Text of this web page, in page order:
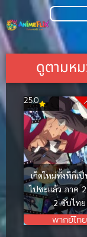
ดูตามห
เกิดใหม่ทั้งทีก็เ
ไปซะแล้ว ภาค
2 ซับไทย
พากย์ไทย
25.0